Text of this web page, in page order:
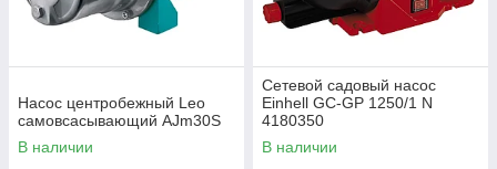
Насос центробежный Leo
самовсасывающий AJm30S
В наличии
Сетевой садовый насос
Einhell GC-GP 1250/1 N
4180350
В наличии